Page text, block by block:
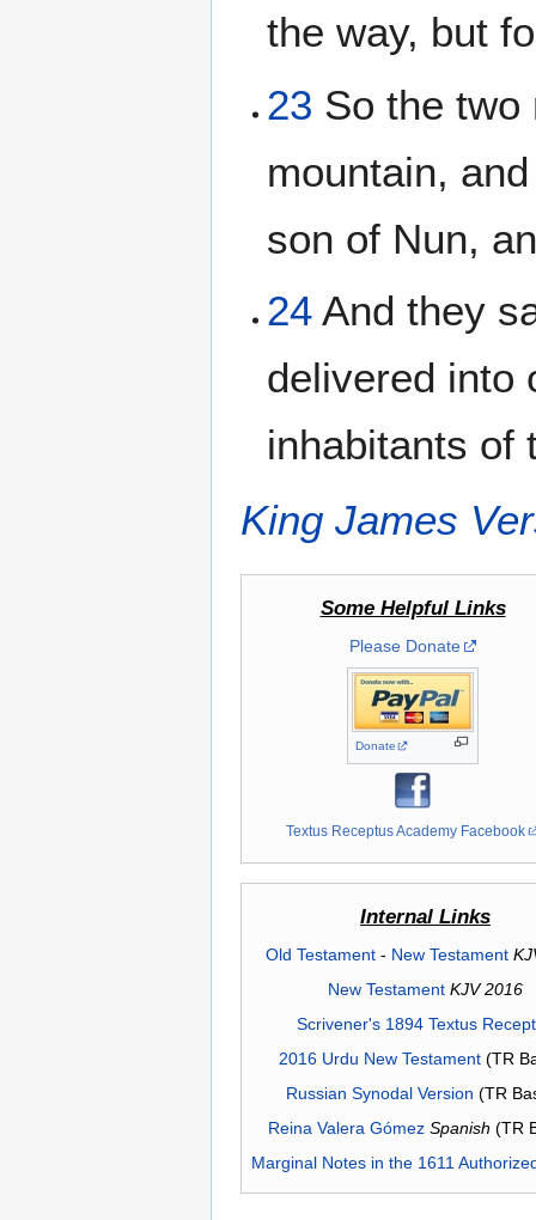
the way, but
23 So the two
mountain,
son of Nun,
24 And they
delivered into
inhabitants of
King James
Some Helpful Links
Please Donate
Donate
Textus Receptus Academy Facebook
Internal Links
Old Testament- New Testament
New Testament KJV 2016
Scrivener's 1894 Textus
2016 Urdu New Testament(TR
Russian Synodal Version (TR
Reina Valera Gómez Spanish (TR
Marginal Notes in the 1611